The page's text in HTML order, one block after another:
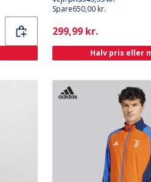
Spare650,00 kr.
Current
299,99 kr.
Halv pris eller